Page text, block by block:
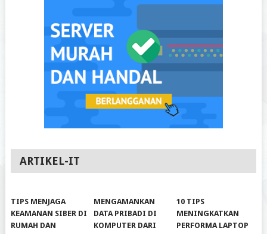
ARTIKEL-IT
TIPS MENJAGA
KEAMANAN SIBER DI
RUMAH DAN
MENGAMANKAN
DATA PRIBADI DI
KOMPUTER DARI
10 TIPS
MENINGKATKAN
PERFORMA LAPTOP